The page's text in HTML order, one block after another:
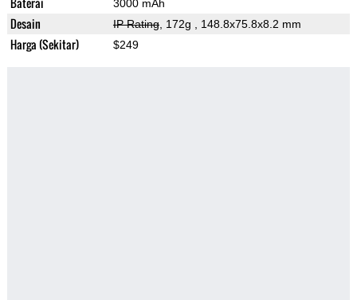
3000 mAh
Desain IP Rating, 172g , 148.8x75.8x8.2 mm
Harga (Sekitar) $249